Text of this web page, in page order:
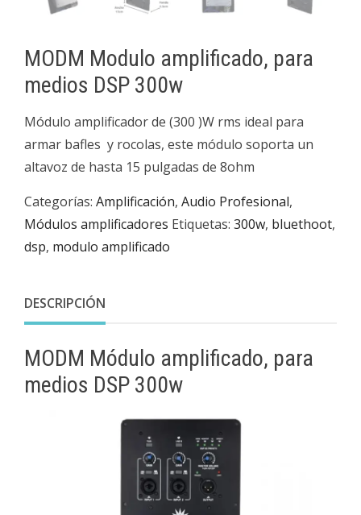
MODM Modulo amplificado, para
medios DSP 300w
Módulo amplificador de (300 )W rms ideal para
armar bafles y rocolas, este módulo soporta un
altavoz de hasta 15 pulgadas de 8ohm
Categorías: Amplificación, Audio Profesional,
Módulos amplificadores Etiquetas: 300w, bluethoot,
dsp, modulo amplificado
DESCRIPCIÓN
MODM Módulo amplificado, para
medios DSP 300w